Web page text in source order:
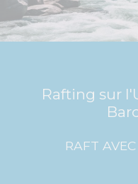
Rafting sur
RAFT